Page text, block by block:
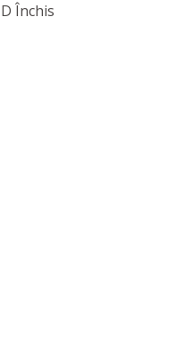
Închis